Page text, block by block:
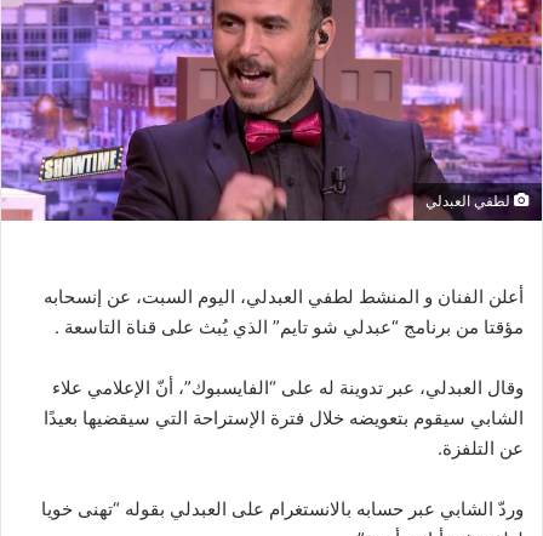
لطفي العبدلي
أعلن الفنان و المنشط لطفي العبدلي، اليوم السبت، عن إنسحابه
مؤقتا من برنامج “عبدلي شو تايم” الذي يُبث على قناة التاسعة .
وقال العبدلي، عبر تدوينة له على “الفايسبوك”، أنّ الإعلامي علاء
الشابي سيقوم بتعويضه خلال فترة الإستراحة التي سيقضيها بعيدًا
عن التلفزة.
وردّ الشابي عبر حسابه بالانستغرام على العبدلي بقوله “تهنى خويا